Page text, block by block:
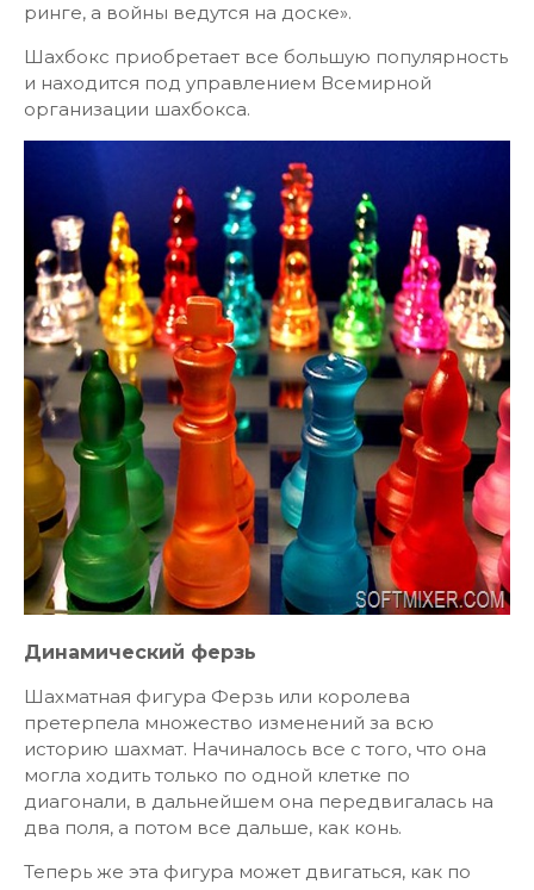
ринге, а войны ведутся на доске».
Шахбокс приобретает все большую популярность
и находится под управлением Всемирной
организации шахбокса.
Динамический ферзь
Шахматная фигура Ферзь или королева
претерпела множество изменений за всю
историю шахмат. Начиналось все с того, что она
могла ходить только по одной клетке по
диагонали, в дальнейшем она передвигалась на
два поля, а потом все дальше, как конь.
Теперь же эта фигура может двигаться, как по